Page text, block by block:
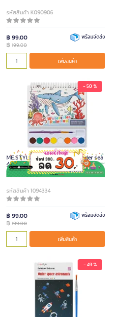
รหัสสินค้า K090906
฿ 99.00
฿ 199.00
พร้อมจัดส่ง
เพิ่มสินค้า
- 50 %
ME.STYLE ชุดสมุดระบายสีน้ำ Under sea
รุ่น GN-WP01-2
รหัสสินค้า 1094334
฿ 99.00
฿ 199.00
พร้อมจัดส่ง
เพิ่มสินค้า
- 49 %